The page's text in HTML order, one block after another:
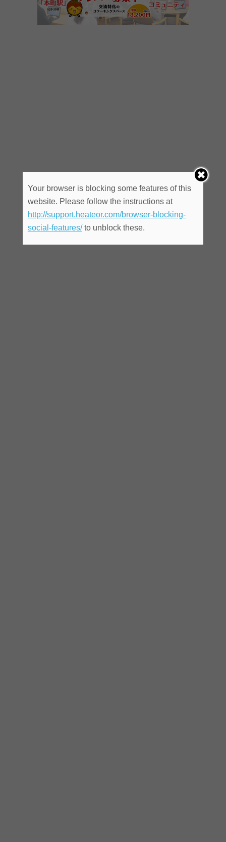
Your browser is blocking some features of this
website. Please follow the instructions at
http://support.heateor.com/browser-blocking-
social-features/to unblock these.